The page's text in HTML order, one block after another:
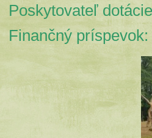
Poskytovateľ
Finančný príspevok: